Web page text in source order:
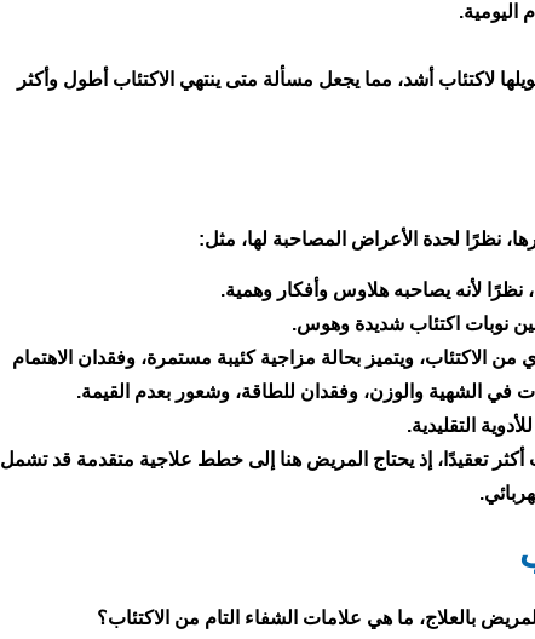
اليومية.
لاكتئاب أشد، مما يجعل مسألة متى ينتهي الاكتئاب أطول وأكثر
نظرًا لحدة الأعراض المصاحبة لها، مثل:
نظرًا لأنه يصاحبه هلاوس وأفكار وهمية.
نوبات اكتئاب شديدة وهوس.
من الاكتئاب، ويتميز بحالة مزاجية كئيبة مستمرة، وفقدان الاهتمام
في الشهية والوزن، وفقدان للطاقة، وشعور بعدم القيمة.
التقليدية.
أكثر تعقيدًا، إذ يحتاج المريض هنا إلى خطط علاجية متقدمة قد تشمل
بالعلاج، ما هي علامات الشفاء التام من الاكتئاب؟